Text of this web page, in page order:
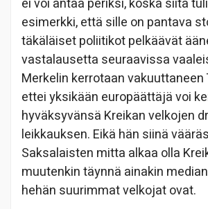
ei voi antaa periksi, koska siitä
esimerkki, että sille on pantava
täkäläiset poliitikot pelkäävät
vastalausetta seuraavissa
Merkelin kerrotaan vakuuttaneen
ettei yksikään europäättäjä voi
hyväksyvänsä Kreikan velkojen
leikkauksen. Eikä hän siinä
Saksalaisten mitta alkaa olla
muutenkin täynnä ainakin
hehän suurimmat velkojat ovat.